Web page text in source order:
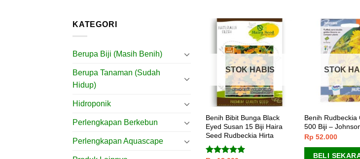
KATEGORI
Berupa Biji (Masih Benih)
Berupa Tanaman (Sudah
Hidup)
Hidroponik
Perlengkapan Berkebun
Perlengkapan Aquascape
STOK HABIS
Benih Bibit Bunga Black
Eyed Susan 15 Biji Haira
Seed Rudbeckia Hirta
STOK
Benih Rudbeckia
500 Biji –
Rp 52.000
BELI